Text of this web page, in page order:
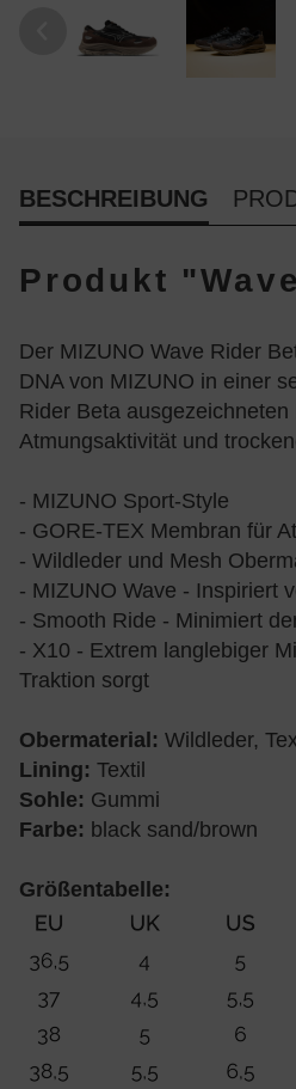
BESCHREIBUNG
Produkt
Der MIZUNO Wave Rider
DNA von MIZUNO in einer
Rider Beta
Atmungsaktivität und
- MIZUNO Sport-Style
- GORE-TEX Membran für
- Wildleder und Mesh
- MIZUNO Wave - Inspiriert
- Smooth Ride - Minimiert
- X10 - Extrem langlebiger
Traktion sorgt
Obermaterial: Wildleder,
Lining: Textil
Sohle: Gummi
Farbe: black sand/brown
Größentabelle: